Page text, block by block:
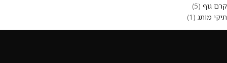
קרם גוף 5
תיקי מותג
1